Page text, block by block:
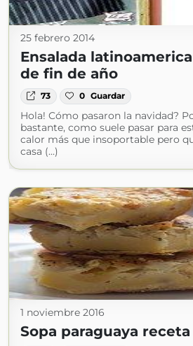
25 febrero 2014
Ensalada
de fin de año
73 0 Guardar
Hola! Cómo pasaron la navidad?
bastante, como suele pasar para
calor más que insoportable pero
casa (...)
1 noviembre 2016
Sopa paraguaya receta